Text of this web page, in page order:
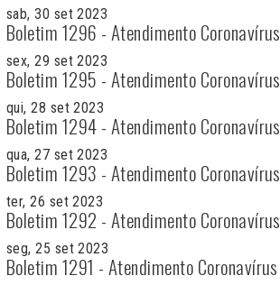
sab, 30 set 2023
Boletim 1296 - Atendimento Coronavírus
sex, 29 set 2023
Boletim 1295 - Atendimento Coronavírus
qui, 28 set 2023
Boletim 1294 - Atendimento Coronavírus
qua, 27 set 2023
Boletim 1293 - Atendimento Coronavírus
ter, 26 set 2023
Boletim 1292 - Atendimento Coronavírus
seg, 25 set 2023
Boletim 1291 - Atendimento Coronavírus